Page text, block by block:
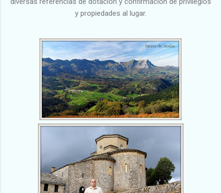
y propiedades al lugar.